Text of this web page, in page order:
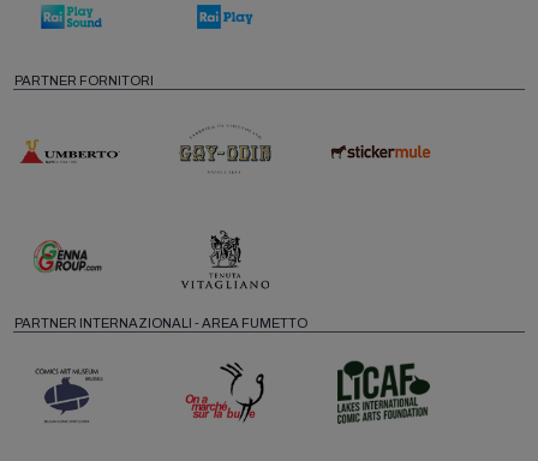
PARTNER FORNITORI
PARTNER INTERNAZIONALI - AREA FUMETTO